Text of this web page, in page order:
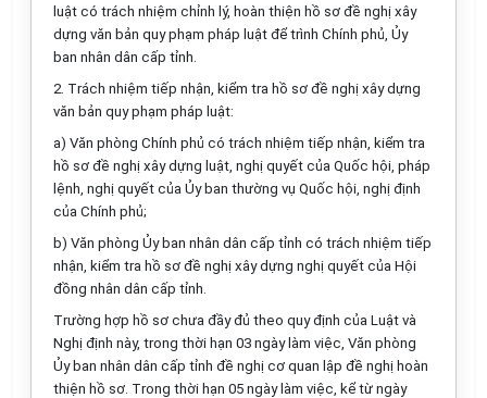
luật có trách nhiệm chỉnh lý, hoàn thiện hồ sơ đề nghị xây
dựng văn bản quy phạm pháp luật để trình Chính phủ, Ủy
ban nhân dân cấp tỉnh.
2. Trách nhiệm tiếp nhận, kiểm tra hồ sơ đề nghị xây dựng
văn bản quy phạm pháp luật:
a) Văn phòng Chính phủ có trách nhiệm tiếp nhận, kiểm tra
hồ sơ đề nghị xây dựng luật, nghị quyết của Quốc hội, pháp
lệnh, nghị quyết của Ủy ban thường vụ Quốc hội, nghị định
của Chính phủ;
b) Văn phòng Ủy ban nhân dân cấp tỉnh có trách nhiệm tiếp
nhận, kiểm tra hồ sơ đề nghị xây dựng nghị quyết của Hội
đồng nhân dân cấp tỉnh.
Trường hợp hồ sơ chưa đầy đủ theo quy định của Luật và
Nghị định này, trong thời hạn 03 ngày làm việc, Văn phòng
Ủy ban nhân dân cấp tỉnh đề nghị cơ quan lập đề nghị hoàn
thiện hồ sơ. Trong thời hạn 05 ngày làm việc, kể từ ngày